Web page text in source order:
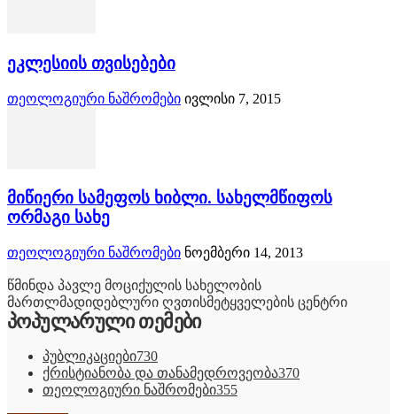
ეკლესიის თვისებები
თეოლოგიური ნაშრომები ივლისი 7, 2015
მიწიერი სამეფოს ხიბლი. სახელმწიფოს
ორმაგი სახე
თეოლოგიური ნაშრომები ნოემბერი 14, 2013
წმინდა პავლე მოციქულის სახელობის
მართლმადიდებლური ღვთისმეტყველების ცენტრი
პოპულარული თემები
პუბლიკაციები730
ქრისტიანობა და თანამედროვეობა370
თეოლოგიური ნაშრომები355